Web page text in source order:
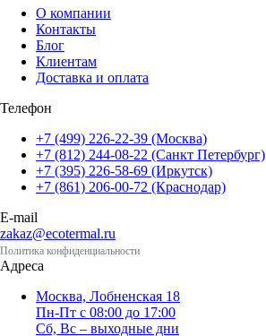
О компании
Контакты
Блог
Клиентам
Доставка и оплата
Телефон
+7 (499) 226-22-39 (Москва)
+7 (812) 244-08-22 (Санкт Петербург)
+7 (395) 226-58-69 (Иркутск)
+7 (861) 206-00-72 (Краснодар)
E-mail
zakaz@ecotermal.ru
Политика конфиденциальности
Адреса
Москва, Лобненская 18
Пн-Пт с 08:00 до 17:00
Сб, Вс – выходные дни